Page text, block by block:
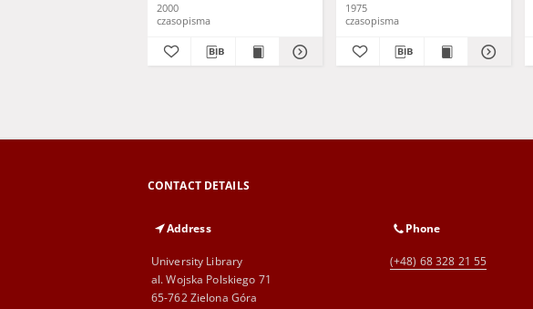
2000
czasopisma
1975
czasopisma
CONTACT DETAILS
Address
University Library
al. Wojska Polskiego 71
65-762 Zielona Góra
Phone
(+48) 68 328 21 55